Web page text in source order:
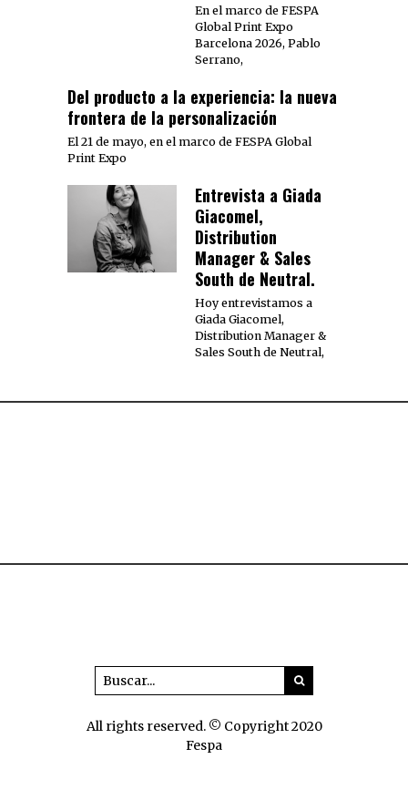
En el marco de FESPA
Global Print Expo
Barcelona 2026, Pablo
Serrano,
Del producto a la experiencia: la nueva
frontera de la personalización
El 21 de mayo, en el marco de FESPA Global
Print Expo
Entrevista a Giada
Giacomel,
Distribution
Manager & Sales
South de Neutral.
Hoy entrevistamos a
Giada Giacomel,
Distribution Manager &
Sales South de Neutral,
All rights reserved. © Copyright 2020
Fespa